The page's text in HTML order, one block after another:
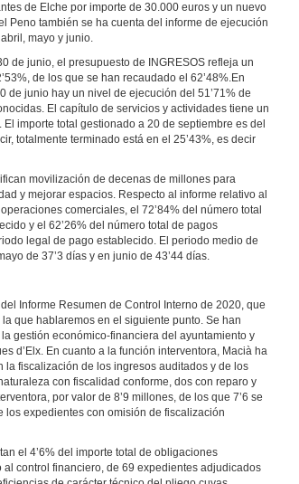
de Elche por importe de 30.000 euros y un nuevo
Peno también se ha cuenta del informe de ejecución
mayo y junio.
de junio, el presupuesto de INGRESOS refleja un
de los que se han recaudado el 62’48%.En
de junio hay un nivel de ejecución del 51’71% de
El capítulo de servicios y actividades tiene un
importe total gestionado a 20 de septiembre es del
totalmente terminado está en el 25’43%, es decir
movilización de decenas de millones para
y mejorar espacios. Respecto al informe relativo al
comerciales, el 72’84% del número total
y el 62’26% del número total de pagos
legal de pago establecido. El periodo medio de
de 37’3 días y en junio de 43’44 días.
Informe Resumen de Control Interno de 2020, que
que hablaremos en el siguiente punto. Se han
gestión económico-financiera del ayuntamiento y
d’Elx. En cuanto a la función interventora, Macià ha
fiscalización de los ingresos auditados y de los
con fiscalidad conforme, dos con reparo y
por valor de 8’9 millones, de los que 7’6 se
expedientes con omisión de fiscalización
el 4’6% del importe total de obligaciones
control financiero, de 69 expedientes adjudicados